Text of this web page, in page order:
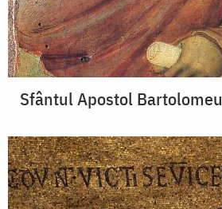
Sfântul Apostol Bartolomeu